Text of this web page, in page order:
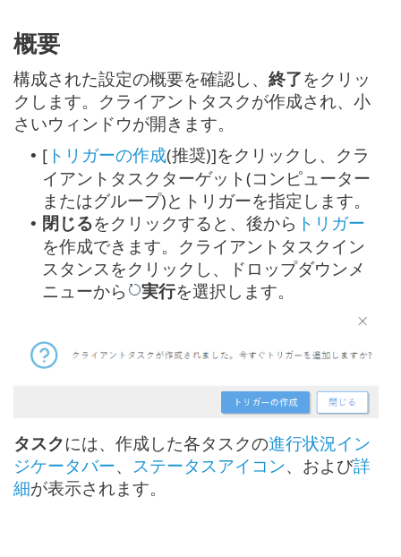
概要
構成された設定の概要を確認し、 終了をクリッ
クします。クライアントタスクが作成され、小
さいウィンドウが開きます。
• [ トリガーの作成(推奨)]をクリックし、クラ
イアントタスクターゲット(コンピューター
またはグループ)とトリガーを指定します。
• 閉じるをクリックすると、後から トリガー
を作成できます。クライアントタスクイン
スタンスをクリックし、ドロップダウンメ
ニューから
実行を選択します。
タスクには、作成した各タスクの進行状況イン
ジケータバー、 ステータスアイコン、および詳
細が表示されます。